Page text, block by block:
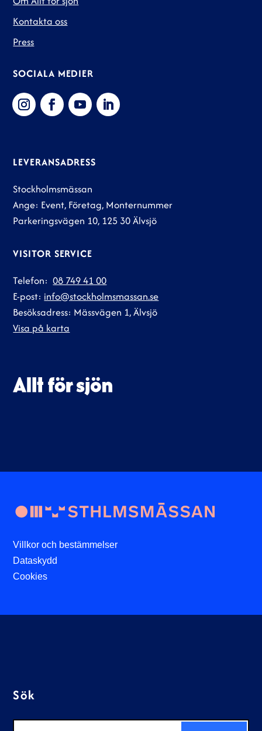
Kontakta oss
Press
SOCIALA MEDIER
LEVERANSADRESS
Stockholmsmässan
Ange: Event, Företag, Monternummer
Parkeringsvägen 10, 125 30 Älvsjö
VISITOR SERVICE
Telefon:08 749 41 00
E-post: info@stockholmsmassan.se
Besöksadress: Mässvägen 1, Älvsjö
Visa på karta
Villkor och bestämmelser
Dataskydd
Cookies
Sök